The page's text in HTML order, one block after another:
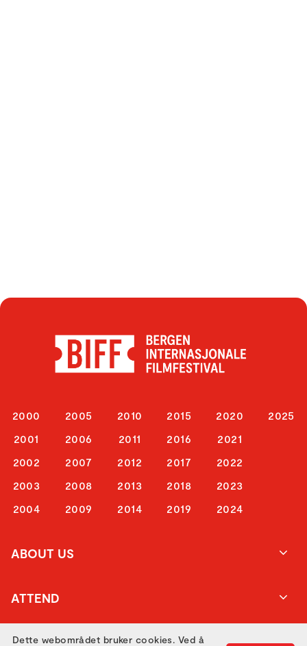
2000
2001
2002
2003
2004
2005
2006
2007
2008
2009
2010
2011
2012
2013
2014
2015
2016
2017
2018
2019
2020
2021
2022
2023
2024
2025
ABOUT US
ATTEND
GET IN TOUCH
Dette webområdet bruker cookies. Ved å